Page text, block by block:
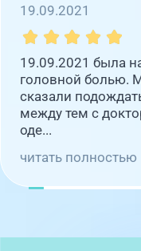
19.09.2021
19.09.2021 была
головной болью.
сказали
между тем с
оде...
читать полностью